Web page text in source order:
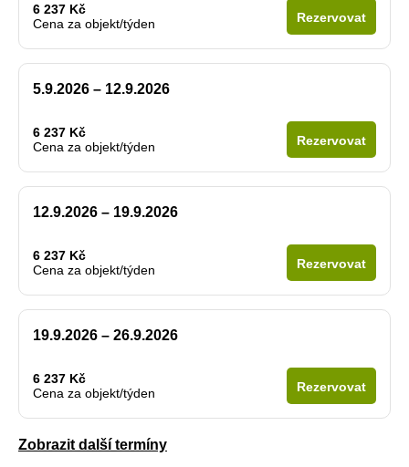
6 237 Kč
Cena za objekt/týden
Rezervovat
5.9.2026 – 12.9.2026
6 237 Kč
Cena za objekt/týden
Rezervovat
12.9.2026 – 19.9.2026
6 237 Kč
Cena za objekt/týden
Rezervovat
19.9.2026 – 26.9.2026
6 237 Kč
Cena za objekt/týden
Rezervovat
Zobrazit další termíny